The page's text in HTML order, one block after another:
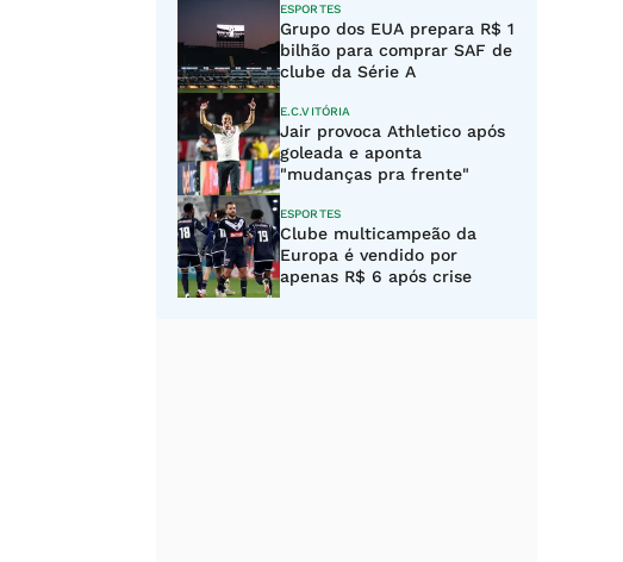
ESPORTES
Grupo dos EUA prepara R$ 1
bilhão para comprar SAF de
clube da Série A
E.C.VITÓRIA
Jair provoca Athletico após
goleada e aponta
"mudanças pra frente"
ESPORTES
Clube multicampeão da
Europa é vendido por
apenas R$ 6 após crise